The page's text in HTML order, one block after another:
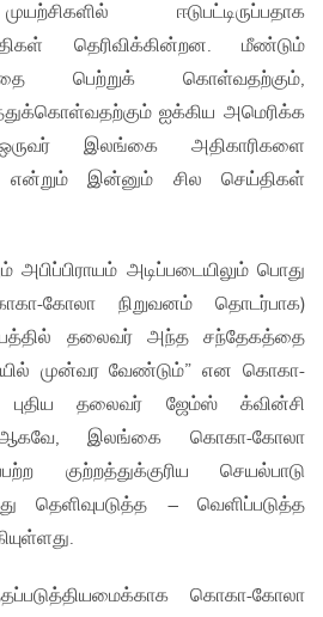
ஈடுபட்டிருப்பதாக
தெரிவிக்கின்றன. மீண்டும்
பெற்றுக் கொள்வதற்கும்,
ஐக்கிய அமெரிக்க
இலங்கை அதிகாரிகளை
என்றும் இன்னும் சில செய்திகள்
அபிப்பிராயம் அடிப்படையிலும் பொது
கோலா நிறுவனம் தொடர்பாக)
தலைவர் அந்த சந்தேகத்தை
முன்வர வேண்டும்” என கொகா-
புதிய தலைவர் ஜேம்ஸ் க்வின்சி
ஆகவே, இலங்கை கொகா-கோலா
குற்றத்துக்குரிய செயல்பாடு
தெளிவுபடுத்த – வெளிப்படுத்த
கொகா-கோலா